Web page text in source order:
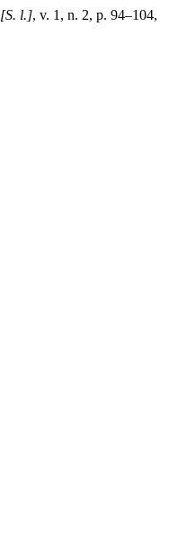
[S. l.], v. 1, n. 2, p. 94–104,